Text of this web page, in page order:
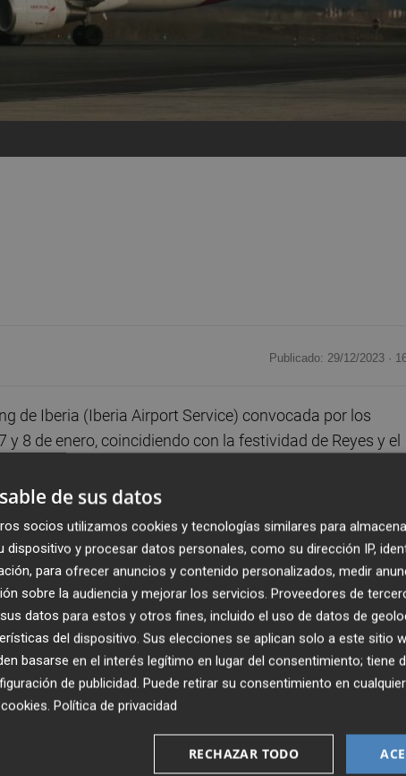
Publicado: 29/12/2023 ·
de Iberia (Iberia Airport Service) convocada por los
y 8 de enero, coincidiendo con la festividad de Reyes y el
o de residencia, provocará la cancelación de un
y Air Nostrum.
resolver el conflicto laboral derivado de la pérdida de
del país, se saldarán con 45.641 viajeros afectados
la posibilidad de modificar las fechas de vuelo o
ser reubicados o que busquen alternativas en sus
a la cancelación de 270 vuelos de la compañía
de sus datos
socios utilizamos cookies y tecnologías similares para
dispositivo y procesar datos personales, como su dirección IP,
para ofrecer anuncios y contenido personalizados, medir
sobre la audiencia y mejorar los servicios. Proveedores de
datos para estos y otros fines, incluido el uso de datos de
del dispositivo. Sus elecciones se aplican solo a este sitio
basarse en el interés legítimo en lugar del consentimiento; tiene
de publicidad. Puede retirar su consentimiento en
. Política de privacidad
RECHAZAR TODO